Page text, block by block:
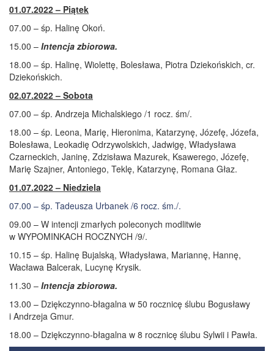
01.07.2022 – Piątek
07.00 – śp. Halinę Okoń.
15.00 – Intencja zbiorowa.
18.00 – śp. Halinę, Wiolettę, Bolesława, Piotra Dziekońskich, cr.
Dziekońskich.
02.07.2022 – Sobota
07.00 – śp. Andrzeja Michalskiego /1 rocz. śm/.
18.00 – śp. Leona, Marię, Hieronima, Katarzynę, Józefę, Józefa,
Bolesława, Leokadię Odrzywolskich, Jadwigę, Władysława
Czarneckich, Janinę, Zdzisława Mazurek, Ksawerego, Józefę,
Marię Szajner, Antoniego, Teklę, Katarzynę, Romana Głaz.
01.07.2022 – Niedziela
07.00 – śp. Tadeusza Urbanek /6 rocz. śm./.
09.00 – W intencji zmarłych poleconych modlitwie
w WYPOMINKACH ROCZNYCH /9/.
10.15 – śp. Halinę Bujalską, Władysława, Mariannę, Hannę,
Wacława Balcerak, Lucynę Krysik.
11.30 – Intencja zbiorowa.
13.00 – Dziękczynno-błagalna w 50 rocznicę ślubu Bogusławy
i Andrzeja Gmur.
18.00 – Dziękczynno-błagalna w 8 rocznicę ślubu Sylwii i Pawła.